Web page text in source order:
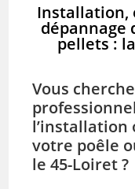
Installation,
dépannage
pellets :
Vous
l’installation
votre poêle
le 45-Loiret ?